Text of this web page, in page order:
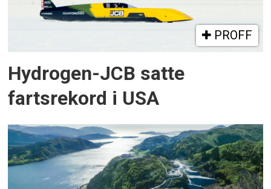
PROFF
Hydrogen-JCB satte
fartsrekord i USA